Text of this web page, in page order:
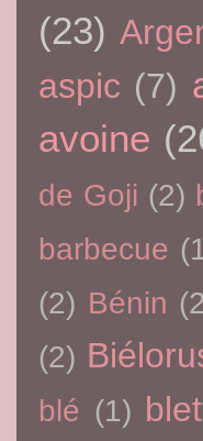
(23)
aspic (7)
avoine
de Goji (2)
barbecue
(2) Bénin
(2)
blé (1)